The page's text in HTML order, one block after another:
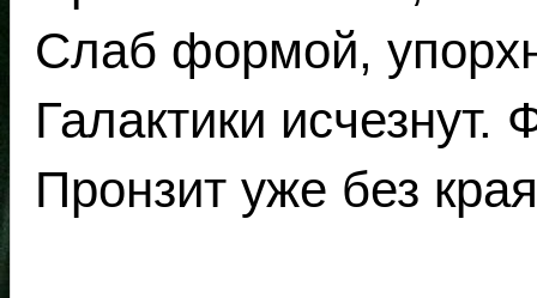
Слаб формой,
Галактики исчезнут.
Пронзит уже без